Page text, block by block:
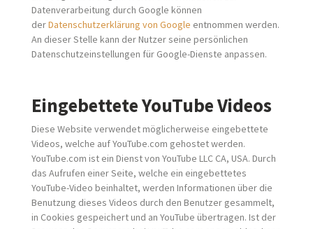
Datenverarbeitung durch Google können
derDatenschutzerklärung von Google entnommen werden.
An dieser Stelle kann der Nutzer seine persönlichen
Datenschutzeinstellungen für Google-Dienste anpassen.
Eingebettete YouTube Videos
Diese Website verwendet möglicherweise eingebettete
Videos, welche auf YouTube.com gehostet werden.
YouTube.com ist ein Dienst von YouTube LLC CA, USA. Durch
das Aufrufen einer Seite, welche ein eingebettetes
YouTube-Video beinhaltet, werden Informationen über die
Benutzung dieses Videos durch den Benutzer gesammelt,
in Cookies gespeichert und an YouTube übertragen. Ist der